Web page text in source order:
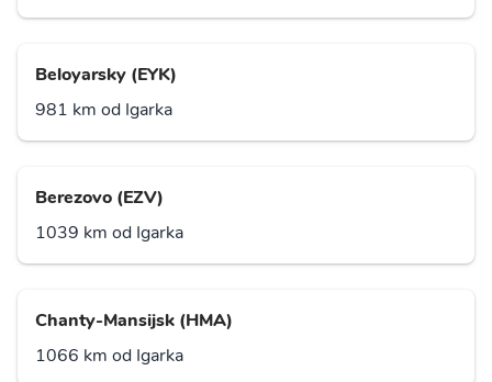
Beloyarsky (EYK)
981 km od Igarka
Berezovo (EZV)
1039 km od Igarka
Chanty-Mansijsk (HMA)
1066 km od Igarka